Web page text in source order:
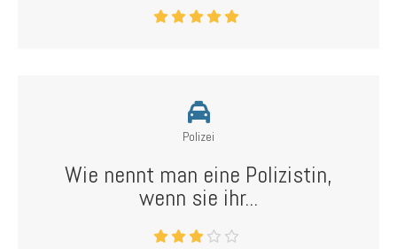
Polizei
Wie nennt man eine Polizistin,
wenn sie ihr...